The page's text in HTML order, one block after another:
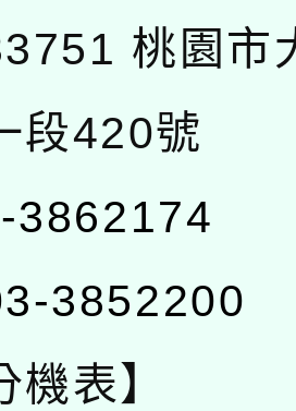
桃園市
段420號
3862174
3852200
機表】